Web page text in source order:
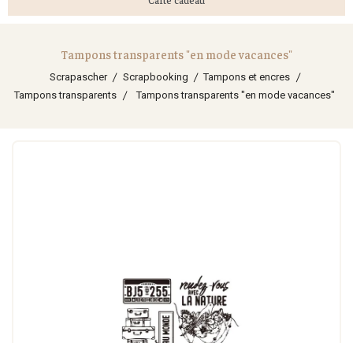
Tampons transparents "en mode vacances"
Scrapascher Scrapbooking
Tampons et encres
Tampons transparents
Tampons transparents "en mode vacances"